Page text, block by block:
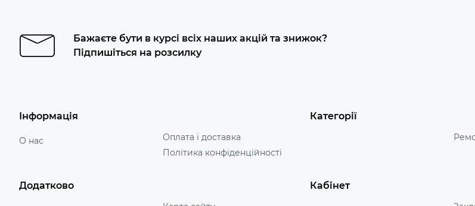
Бажаєте бути в курсі всіх наших акцій та знижок?
Підпишіться на розсилку
Інформація
О нас
Оплата і доставка
Політика конфіденційності
Категорії
Додатково Кабінет